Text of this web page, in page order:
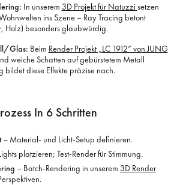
In unserem 3D Projekt für Natuzzi setzen
ins Szene – Ray Tracing betont
Holz) besonders glaubwürdig.
Glas: Beim Render Projekt „LC 1912“ von JUNG
weiche Schatten auf gebürstetem Metall
bildet diese Effekte präzise nach.
In 6 Schritten
– Material- und Licht-Setup definieren.
platzieren; Test-Render für Stimmung.
– Batch-Rendering in unserem 3D Render